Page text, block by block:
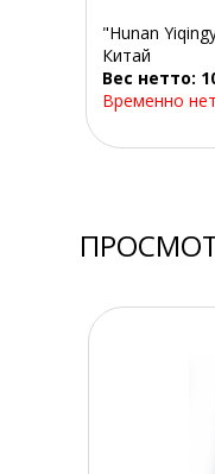
"Hunan
Китай
Вес нетто:
Временно нет